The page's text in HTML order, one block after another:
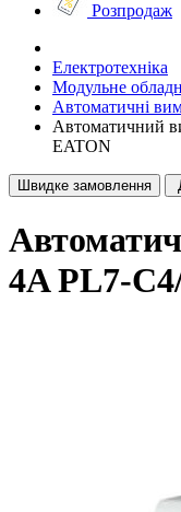
Розпродаж
Електротехніка
Модульне
Автоматичні
Автоматичний
EATON
Швидке замовлення
4A PL7-